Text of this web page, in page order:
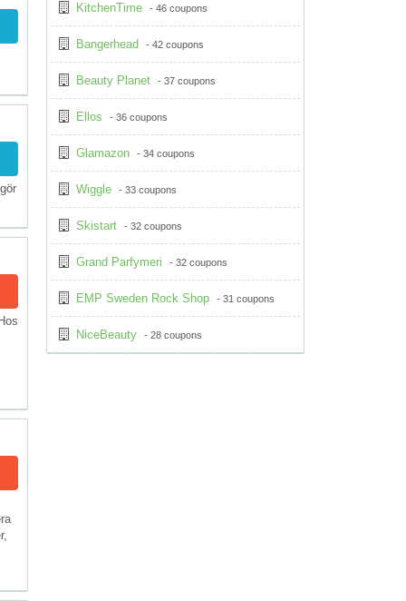
KitchenTime - 46 coupons
Bangerhead - 42 coupons
Beauty Planet - 37 coupons
Ellos - 36 coupons
Glamazon - 34 coupons
Wiggle - 33 coupons
Skistart - 32 coupons
Grand Parfymeri - 32 coupons
EMP Sweden Rock Shop - 31 coupons
NiceBeauty - 28 coupons